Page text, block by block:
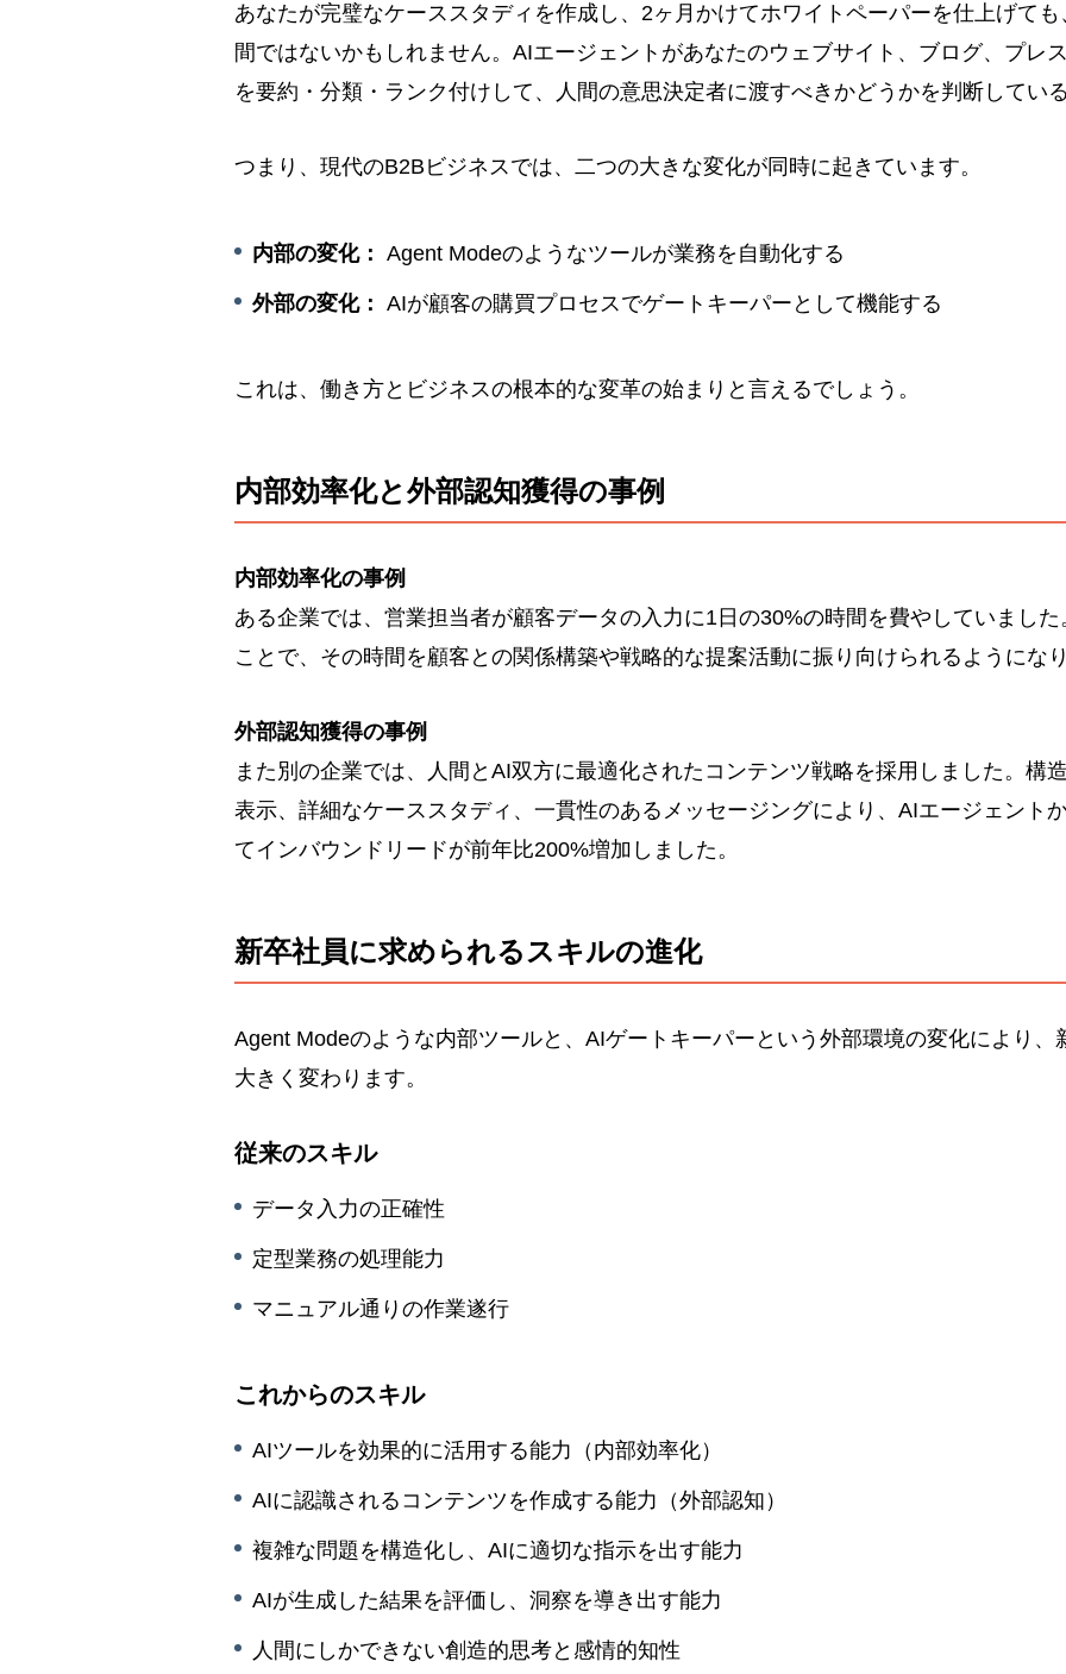
あなたが完璧なケーススタディを作成し、2ヶ月かけてホワイトペーパーを仕上げて
間ではないかもしれません。AIエージェントがあなたのウェブサイト、ブログ、プレ
を要約・分類・ランク付けして、人間の意思決定者に渡すべきかどうかを判断している
つまり、現代のB2Bビジネスでは、二つの大きな変化が同時に起きています。
内部の変化： Agent Modeのようなツールが業務を自動化する
外部の変化： AIが顧客の購買プロセスでゲートキーパーとして機能する
これは、働き方とビジネスの根本的な変革の始まりと言えるでしょう。
内部効率化と外部認知獲得の事例
内部効率化の事例
ある企業では、営業担当者が顧客データの入力に1日の30%の時間を費やしていまし
ことで、その時間を顧客との関係構築や戦略的な提案活動に振り向けられるようになり
外部認知獲得の事例
また別の企業では、人間とAI双方に最適化されたコンテンツ戦略を採用しました。構
表示、詳細なケーススタディ、一貫性のあるメッセージングにより、AIエージェント
てインバウンドリードが前年比200%増加しました。
新卒社員に求められるスキルの進化
Agent Modeのような内部ツールと、AIゲートキーパーという外部環境の変化により、
大きく変わります。
従来のスキル
データ入力の正確性
定型業務の処理能力
マニュアル通りの作業遂行
これからのスキル
AIツールを効果的に活用する能力（内部効率化）
AIに認識されるコンテンツを作成する能力（外部認知）
複雑な問題を構造化し、AIに適切な指示を出す能力
AIが生成した結果を評価し、洞察を導き出す能力
人間にしかできない創造的思考と感情的知性